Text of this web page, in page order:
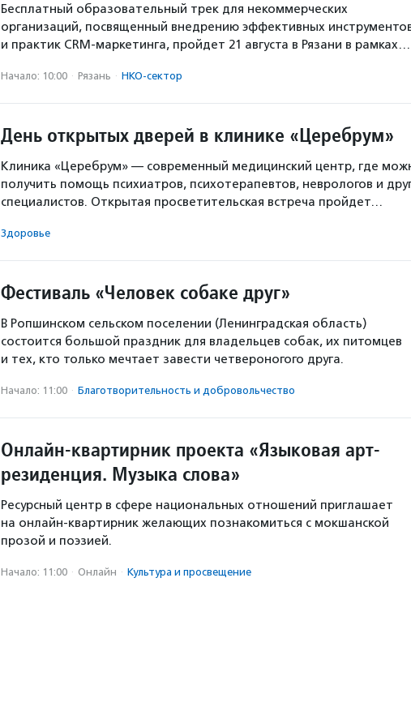
Бесплатный образовательный трек для некоммерческих
организаций, посвященный внедрению эффективных
и практик CRM-маркетинга, пройдет 21 августа в Рязани в рамках…
Начало: 10:00 · Рязань · НКО-сектор
День открытых дверей в клинике «Церебрум»
Клиника «Церебрум» — современный медицинский центр, где
получить помощь психиатров, психотерапевтов, неврологов и
специалистов. Открытая просветительская встреча пройдет…
Здоровье
Фестиваль «Человек собаке друг»
В Ропшинском сельском поселении (Ленинградская область)
состоится большой праздник для владельцев собак, их питомцев
и тех, кто только мечтает завести четвероногого друга.
Начало: 11:00 · Благотвори­тель­ность и доброволь­чест­во
Онлайн-квартирник проекта «Языковая арт-
резиденция. Музыка слова»
Ресурсный центр в сфере национальных отношений приглашает
на онлайн-квартирник желающих познакомиться с мокшанской
прозой и поэзией.
Начало: 11:00 · Онлайн · Культура и просвещение